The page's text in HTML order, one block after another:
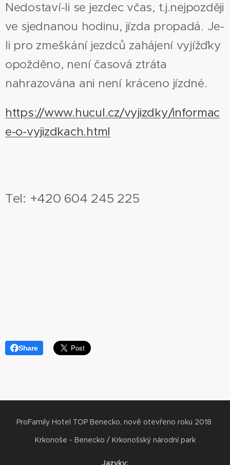
Nedostaví-li se jezdec včas, t.j.nejpozději
ve sjednanou hodinu, jízda propadá. Je-
li pro zmeškání jezdců zahájení vyjížďky
opožděno, není časová ztráta
nahrazována ani není kráceno jízdné.
https://www.hucul.cz/vyjizdky/informac
e-o-vyjizdkach.html
Tel: +420 604 245 225
Share
ProFamily Hotel TOP Benecko, nově otevřeno roku 2018
Krkonoše - Benecko / Krkonošský národní park
Jazyky